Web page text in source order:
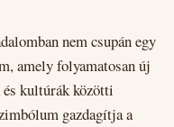
nem csupán egy
amely folyamatosan új
kultúrák közötti
gazdagítja a